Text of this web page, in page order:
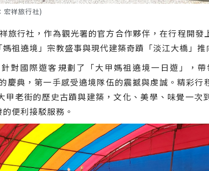
宏祥旅行社)
行社，作為觀光署的官方合作夥伴，在行程開發
祖遶境」宗教盛事與現代建築奇蹟「淡江大橋」推
國際遊客規劃了「大甲媽祖遶境一日遊」，帶
典，第一手感受遶境隊伍的震撼與虔誠。精彩行
老街的歷史古蹟與建築，文化、美學、味覺一次
便利接駁服務。